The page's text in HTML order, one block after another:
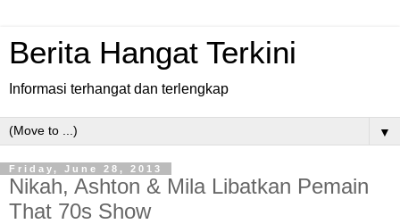
Berita Hangat Terkini
Informasi terhangat dan terlengkap
▼
Friday, June 28, 2013
Nikah, Ashton & Mila Libatkan Pemain
That 70s Show